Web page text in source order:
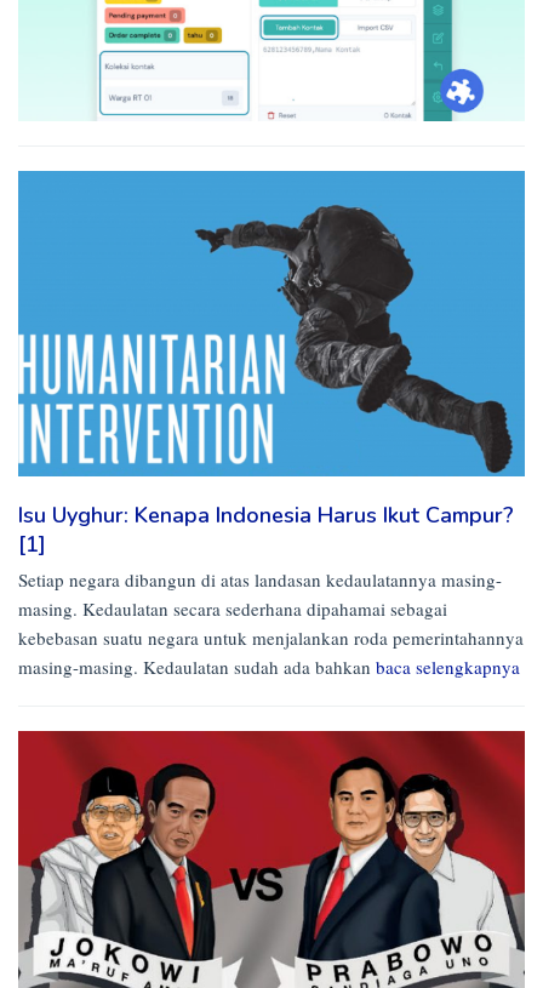
Isu Uyghur: Kenapa Indonesia Harus Ikut Campur?
[1]
Setiap negara dibangun di atas landasan kedaulatannya masing-
masing. Kedaulatan secara sederhana dipahamai sebagai
kebebasan suatu negara untuk menjalankan roda pemerintahannya
masing-masing. Kedaulatan sudah ada bahkan baca selengkapnya